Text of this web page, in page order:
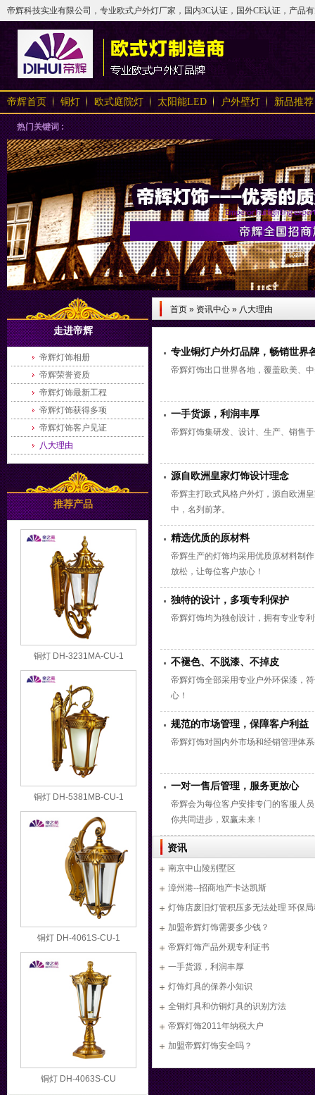
帝辉科技实业有限公司，专业欧式户外灯厂家，国内3C认证，国外CE认证，产
帝辉首页 铜灯 欧式庭院灯 太阳能LED 户外壁灯 新品推荐
热门关键词 :
走进帝辉
帝辉灯饰相册
帝辉荣誉资质
帝辉灯饰最新工程
帝辉灯饰获得多项
帝辉灯饰客户见证
八大理由
推荐产品
铜灯 DH-3231MA-CU-1
铜灯 DH-5381MB-CU-1
铜灯 DH-4061S-CU-1
铜灯 DH-4063S-CU
首页 » 资讯中心 » 八大理由
专业铜灯户外灯品牌，畅销世界
帝辉灯饰出口世界各地，覆盖欧美、
一手货源，利润丰厚
帝辉灯饰集研发、设计、生产、销售
源自欧洲皇家灯饰设计理念
帝辉主打欧式风格户外灯，源自欧洲
中，名列前茅。
精选优质的原材料
帝辉生产的灯饰均采用优质原材料制
放松 ，让每位客户放心！
独特的设计，多项专利保护
帝辉灯饰均为独创设计 ，拥有专业专
不褪色、不脱漆、不掉皮
帝辉灯饰全部采用专业户外环保漆，
心！
规范的市场管理，保障客户利益
帝辉灯饰对国内外市场和经销管理体系
一对一售后管理，服务更放心
帝辉会为每位客户安排专门的客服人
你共同进步，双赢未来！
资讯
南京中山陵别墅区
漳州港--招商地产卡达凯斯
灯饰店废旧灯管积压多无法处理 环保
机构回收
加盟帝辉灯饰需要多少钱？
帝辉灯饰产品外观专利证书
一手货源，利润丰厚
灯饰灯具的保养小知识
全铜灯具和仿铜灯具的识别方法
帝辉灯饰2011年纳税大户
加盟帝辉灯饰安全吗？